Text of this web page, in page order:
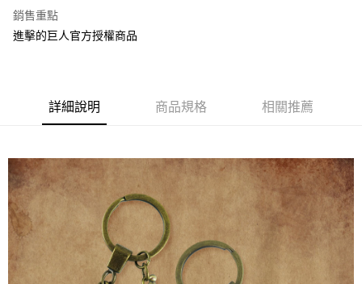
AFTEE先享後付
相關說明
２．便利：只要手機號碼，簡訊認證，即可結帳。
１．於結帳方式選擇「AFTEE先享後付」後，將跳轉至「AFTEE先享後付」
結帳頁面，進行簡訊認證並確認金額後，即可完成結帳。
２．訂單成立數日內，您將收到繳費通知簡訊。
３．收到繳費通知簡訊後14天內，點擊此簡訊中的連結，可透過四大超商／
ATM／網路銀行／等多元方式進行付款，方視為交易完成。
※ 請注意：結帳手續完成當下不需立刻繳費，但若您需要取消訂單，請聯絡
購買商品的店家。未經商家同意取消之訂單仍視為有效，需透過AFTEE先享
※ 交易是否成功請以「AFTEE先享後付 」之結帳頁面顯示為準，若有關於
全家付款取貨
付款後全家取貨
每筆NT$60，滿NT$499(含以上)免運費
7-11付款取貨
每筆NT$60，滿NT$499(含以上)免運費
銷售重點
進擊的巨人官方授權商品
詳細說明 商品規格 相關推薦